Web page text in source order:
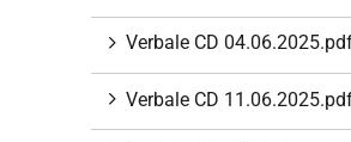
Verbale CD
Verbale CD